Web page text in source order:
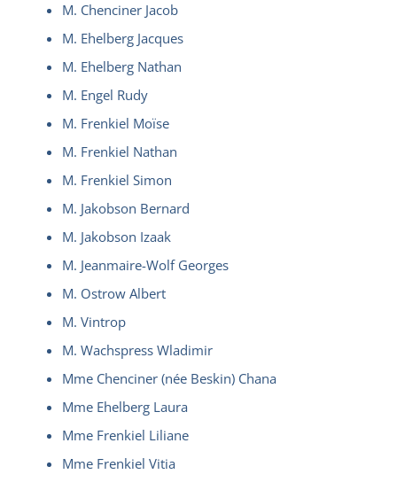
M. Chenciner Jacob
M. Ehelberg Jacques
M. Ehelberg Nathan
M. Engel Rudy
M. Frenkiel Moïse
M. Frenkiel Nathan
M. Frenkiel Simon
M. Jakobson Bernard
M. Jakobson Izaak
M. Jeanmaire-Wolf Georges
M. Ostrow Albert
M. Vintrop
M. Wachspress Wladimir
Mme Chenciner (née Beskin) Chana
Mme Ehelberg Laura
Mme Frenkiel Liliane
Mme Frenkiel Vitia